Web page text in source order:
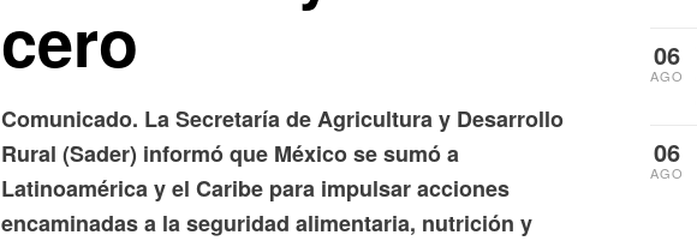
cero
Comunicado. La Secretaría de Agricultura y Desarrollo
Rural (Sader) informó que México se sumó a
Latinoamérica y el Caribe para impulsar acciones
encaminadas a la seguridad alimentaria, nutrición y
06
AGO
06
AGO